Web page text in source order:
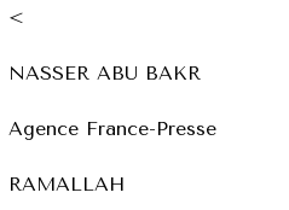
<
NASSER ABU BAKR
Agence France-Presse
RAMALLAH